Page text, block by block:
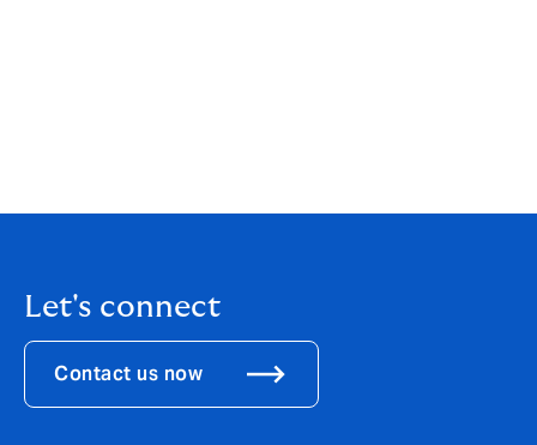
Let's connect
Contact us now